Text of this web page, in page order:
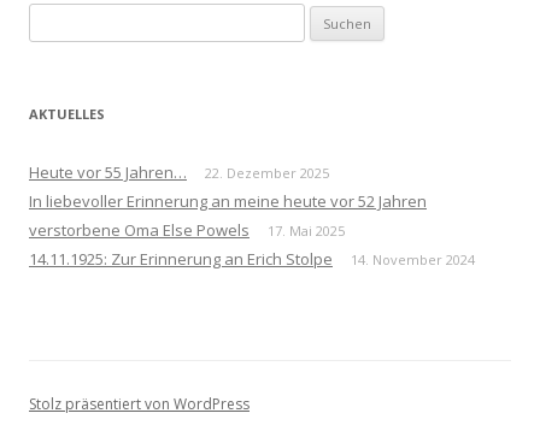
nach:
AKTUELLES
Heute vor 55 Jahren… 22. Dezember 2025
In liebevoller Erinnerung an meine heute vor 52 Jahren
verstorbene Oma Else Powels
17. Mai 2025
14.11.1925: Zur Erinnerung an Erich Stolpe 14. November 2024
Stolz präsentiert von WordPress